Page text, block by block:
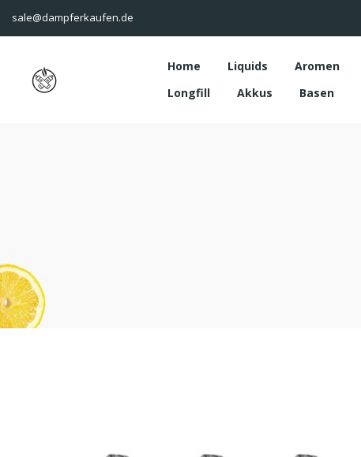
sale@dampferkaufen.de
Home Liquids Aromen
Longfill
Akkus Basen